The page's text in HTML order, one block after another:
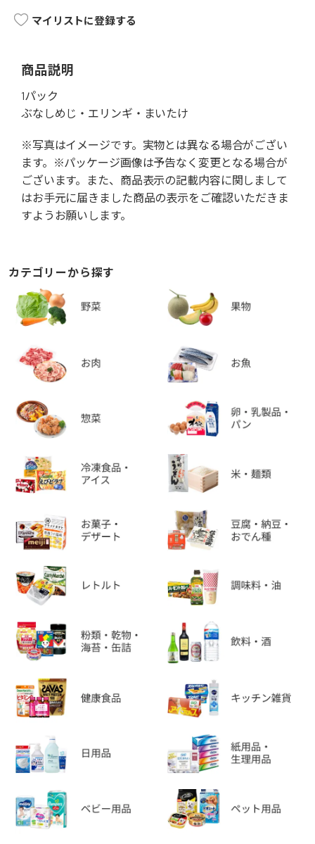
マイリストに登録する
商品説明
1パック
ぶなしめじ・エリンギ・まいたけ
※写真はイメージです。実物とは異なる場合がござい
ます。※パッケージ画像は予告なく変更となる場合が
ございます。また、商品表示の記載内容に関しまして
はお手元に届きました商品の表示をご確認いただきま
すようお願いします。
カテゴリーから探す